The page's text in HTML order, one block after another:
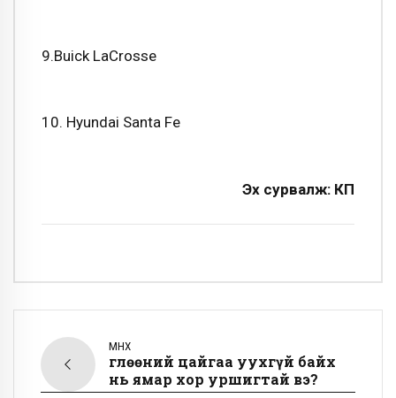
9.Buick LaCrosse
10. Hyundai Santa Fe
Эх сурвалж: КП
ӨМНӨХ
Өглөөний цайгаа уухгүй байх
нь ямар хор уршигтай вэ?